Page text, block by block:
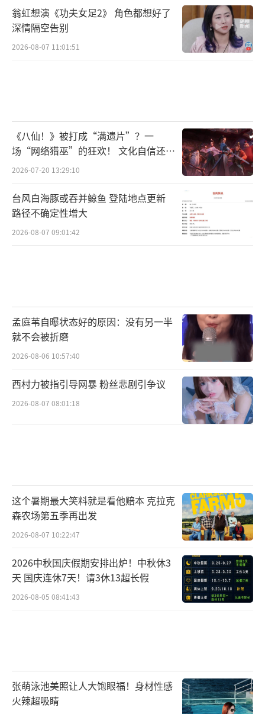
翁虹想演《功夫女足2》 角色都想好了
深情隔空告别
2026-08-07 11:01:51
《八仙！》被打成“满遗片”？一
场“网络猎巫”的狂欢！ 文化自信还是
焦虑？
2026-07-20 13:29:10
台风白海豚或吞并鲸鱼 登陆地点更新
路径不确定性增大
2026-08-07 09:01:42
孟庭苇自曝状态好的原因：没有另一半
就不会被折磨
2026-08-06 10:57:40
西村力被指引导网暴 粉丝悲剧引争议
2026-08-07 08:01:18
这个暑期最大笑料就是看他赔本 克拉克
森农场第五季再出发
2026-08-07 10:22:47
2026中秋国庆假期安排出炉！中秋休3
天 国庆连休7天！请3休13超长假
2026-08-05 08:41:43
张萌泳池美照让人大饱眼福！身材性感
火辣超吸睛